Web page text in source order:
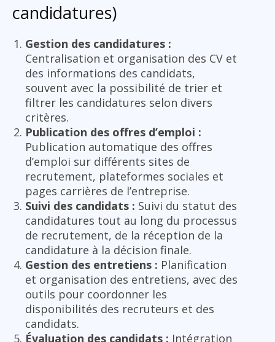
candidatures)
Gestion des candidatures :
Centralisation et organisation des CV et
des informations des candidats,
souvent avec la possibilité de trier et
filtrer les candidatures selon divers
critères.
Publication des offres d’emploi :
Publication automatique des offres
d’emploi sur différents sites de
recrutement, plateformes sociales et
pages carrières de l’entreprise.
Suivi des candidats : Suivi du statut des
candidatures tout au long du processus
de recrutement, de la réception de la
candidature à la décision finale.
Gestion des entretiens : Planification
et organisation des entretiens, avec des
outils pour coordonner les
disponibilités des recruteurs et des
candidats.
Évaluation des candidats : Intégration